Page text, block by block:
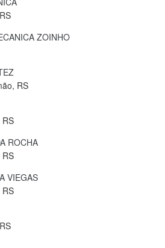
ZOINHO
RS
ROCHA
VIEGAS